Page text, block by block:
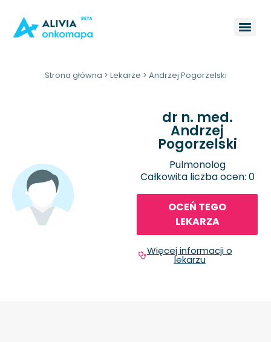
Strona główna > Lekarze > Andrzej Pogorzelski
dr n. med.
Andrzej
Pogorzelski
Pulmonolog
Całkowita liczba ocen: 0
OCEŃ TEGO
LEKARZA
Więcej informacji o
lekarzu